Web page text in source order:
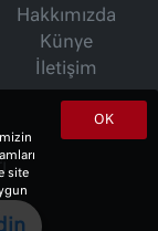
Hakkımızda
Künye
İletişim
OK
site